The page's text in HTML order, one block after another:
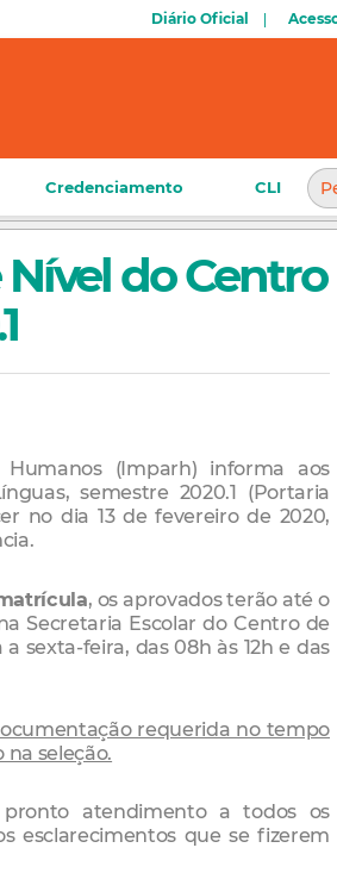
Diário Oficial
Credenciamento CLI
do Centro
(Imparh) informa aos
semestre 2020.1 (Portaria
no dia 13 de fevereiro de 2020,
, os aprovados terão até o
Secretaria Escolar do Centro de
sexta-feira, das 08h às 12h e das
requerida no tempo
seleção.
atendimento a todos os
esclarecimentos que se fizerem